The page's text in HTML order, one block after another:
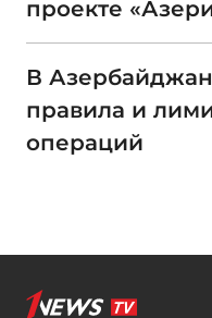
проекте
В
правила и
операций